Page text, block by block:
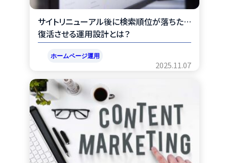
サイトリニューアル後に検索順位が落ちた…
復活させる運用設計とは？
ホームページ運用
2025.11.07